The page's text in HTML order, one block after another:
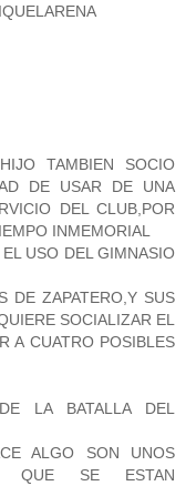
TAMBIEN SOCIO
DE USAR DE UNA
DEL CLUB,POR
INMEMORIAL
USO DEL GIMNASIO
DE ZAPATERO,Y SUS
SOCIALIZAR EL
A CUATRO POSIBLES
LA BATALLA DEL
ALGO SON UNOS
QUE SE ESTAN